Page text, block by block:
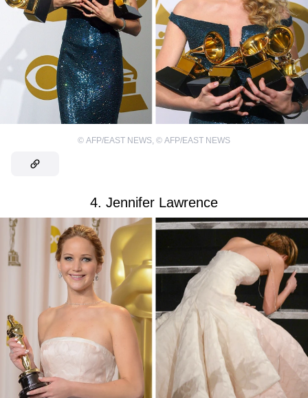
© AFP/EAST NEWS © AFP/EAST NEWS
4. Jennifer Lawrence